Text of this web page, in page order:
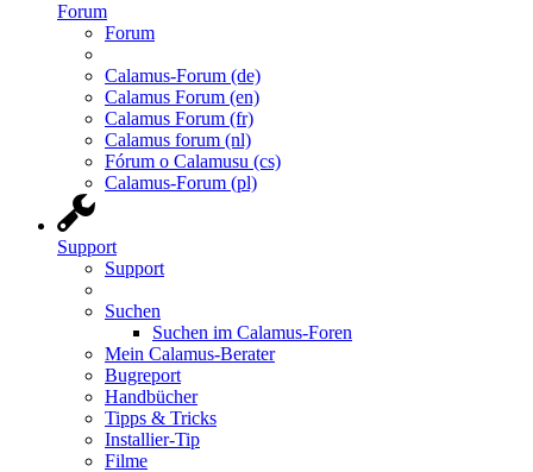
Forum
Forum
Calamus-Forum (de)
Calamus Forum (en)
Calamus Forum (fr)
Calamus forum (nl)
Fórum o Calamusu (cs)
Calamus-Forum (pl)
Support
Support
Suchen
Suchen im Calamus-Foren
Mein Calamus-Berater
Bugreport
Handbücher
Tipps & Tricks
Installier-Tip
Filme